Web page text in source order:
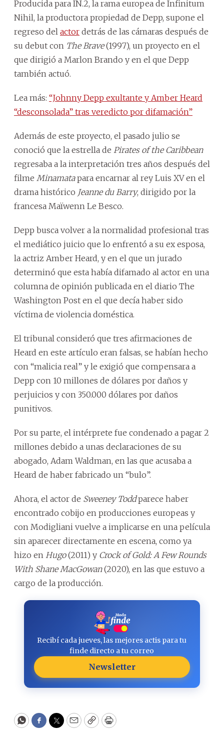
Producida para IN.2, la rama europea de Infinitum
Nihil, la productora propiedad de Depp, supone el
regreso del actor detrás de las cámaras después de
su debut con The Brave(1997), un proyecto en el
que dirigió a Marlon Brando y en el que Depp
también actuó.
Lea más: “Johnny Depp exultante y Amber Heard
“desconsolada” tras veredicto por difamación”
Además de este proyecto, el pasado julio se
conoció que la estrella de Pirates of the Caribbean
regresaba a la interpretación tres años después del
filme Minamatapara encarnar al rey Luis XV en el
drama histórico Jeanne du Barry, dirigido por la
francesa Maïwenn Le Besco.
Depp busca volver a la normalidad profesional tras
el mediático juicio que lo enfrentó a su ex esposa,
la actriz Amber Heard, y en el que un jurado
determinó que esta había difamado al actor en una
columna de opinión publicada en el diario The
Washington Post en el que decía haber sido
víctima de violencia doméstica.
El tribunal consideró que tres afirmaciones de
Heard en este artículo eran falsas, se habían hecho
con “malicia real” y le exigió que compensara a
Depp con 10 millones de dólares por daños y
perjuicios y con 350.000 dólares por daños
punitivos.
Por su parte, el intérprete fue condenado a pagar 2
millones debido a unas declaraciones de su
abogado, Adam Waldman, en las que acusaba a
Heard de haber fabricado un “bulo”.
Ahora, el actor de Sweeney Toddparece haber
encontrado cobijo en producciones europeas y
con Modigliani vuelve a implicarse en una película
sin aparecer directamente en escena, como ya
hizo en Hugo(2011) y Crock of Gold: A Few Rounds
With Shane MacGowan(2020), en las que estuvo a
cargo de la producción.
Recibí cada jueves, las mejores actis para tu
finde directo a tu correo
Newsletter
WhatsApp
Facebook
Twitter
EmailCopyPrint